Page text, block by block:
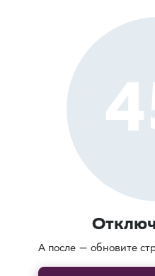
А после — обновите